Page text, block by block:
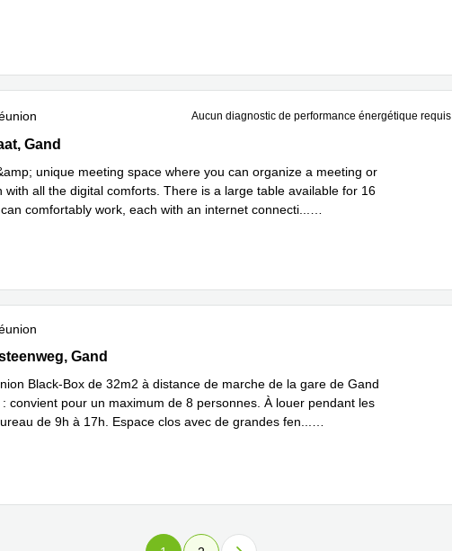
Aucun diagnostic de performance énergétique requis
68, Gand
Gand
unique meeting space where you can organize a meeting or
with all the digital comforts. There is a large table available for 16
comfortably work, each with an internet connecti
390, Gand
Gand
Black-Box de 32m2 à distance de marche de la gare de Gand
convient pour un maximum de 8 personnes. À louer pendant les
de 9h à 17h. Espace clos avec de grandes fen